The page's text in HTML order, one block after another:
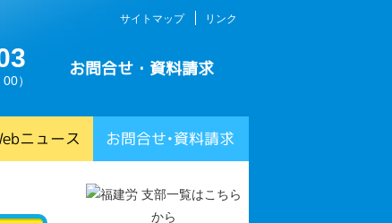
サイトマップ リンク
）
お問合せ・資料請求
ニュース お問合せ•資料請求